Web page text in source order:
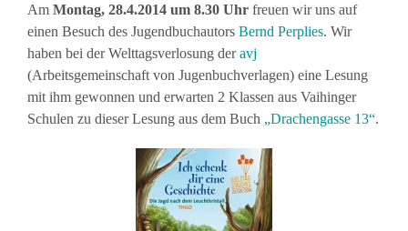
Am Montag, 28.4.2014 um 8.30 Uhr freuen wir uns auf
einen Besuch des Jugendbuchautors Bernd Perplies. Wir
haben bei der Welttagsverlosung deravj
(Arbeitsgemeinschaft von Jugenbuchverlagen) eine Lesung
mit ihm gewonnen und erwarten 2 Klassen aus Vaihinger
Schulen zu dieser Lesung aus dem Buch „Drachengasse 13“.